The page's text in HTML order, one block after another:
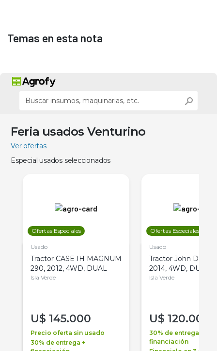
Temas en esta nota
Feria usados Venturino
Ver ofertas
Especial usados seleccionados
Ofertas Especiales
Usado
Tractor CASE IH MAGNUM
290, 2012, 4WD, DUAL
Isla Verde
U$ 145.000
Precio oferta sin usado
30% de entrega +
Ofertas Especiales
Usado
Tractor John Deere
2014, 4WD, DUAL
Isla Verde
U$ 120.000
30% de entrega +
financiación